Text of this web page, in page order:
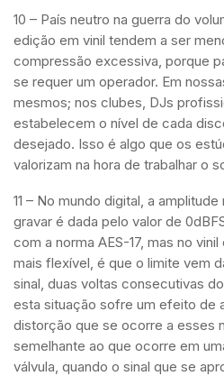
10 – País neutro na guerra do
edição em vinil tendem a ser
compressão excessiva, porque
se requer um operador. Em
mesmos; nos clubes, DJs
estabelecem o nível de cada
desejado. Isso é algo que os
valorizam na hora de trabalhar o
11 – No mundo digital, a
gravar é dada pelo valor de
com a norma AES-17, mas no
mais flexível, é que o limite vem
sinal, duas voltas consecutivas
esta situação sofre um efeito de
distorção que se ocorre a esses
semelhante ao que ocorre em
válvula, quando o sinal que se